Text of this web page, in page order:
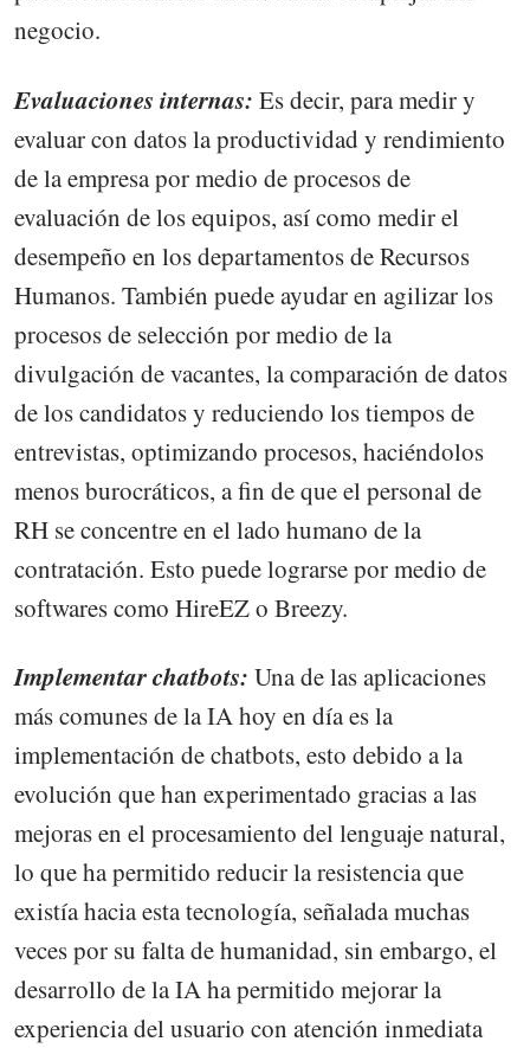
negocio.
Evaluaciones internas: Es decir, para medir y
evaluar con datos la productividad y rendimiento
de la empresa por medio de procesos de
evaluación de los equipos, así como medir el
desempeño en los departamentos de Recursos
Humanos. También puede ayudar en agilizar los
procesos de selección por medio de la
divulgación de vacantes, la comparación de datos
de los candidatos y reduciendo los tiempos de
entrevistas, optimizando procesos, haciéndolos
menos burocráticos, a fin de que el personal de
RH se concentre en el lado humano de la
contratación. Esto puede lograrse por medio de
softwares como HireEZ o Breezy.
Implementar chatbots: Una de las aplicaciones
más comunes de la IA hoy en día es la
implementación de chatbots, esto debido a la
evolución que han experimentado gracias a las
mejoras en el procesamiento del lenguaje natural,
lo que ha permitido reducir la resistencia que
existía hacia esta tecnología, señalada muchas
veces por su falta de humanidad, sin embargo, el
desarrollo de la IA ha permitido mejorar la
experiencia del usuario con atención inmediata